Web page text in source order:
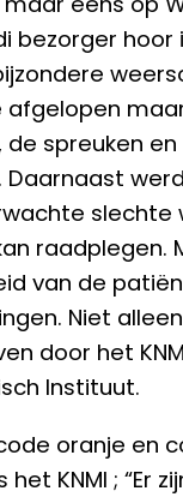
bezorger hoor
afgelopen
de spreuken
Daarnaast
slechte
raadplegen.
van de
Niet
door het
Instituut.
oranje en
het KNMI ; “Er